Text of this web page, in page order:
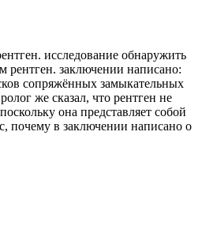
исследование обнаружить
рентген. заключении написано:
сопряжённых замыкательных
же сказал, что рентген не
она представляет собой
почему в заключении написано о